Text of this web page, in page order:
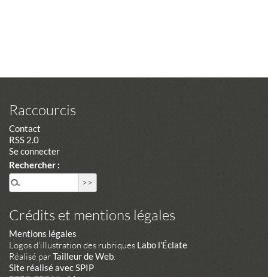
Raccourcis
Contact
RSS 2.0
Se connecter
Rechercher :
Crédits et mentions légales
Mentions légales
Logos d'illustration des rubriques Labo l'Éclate
Réalisé parTailleur de Web.
Site réalisé avec SPIP